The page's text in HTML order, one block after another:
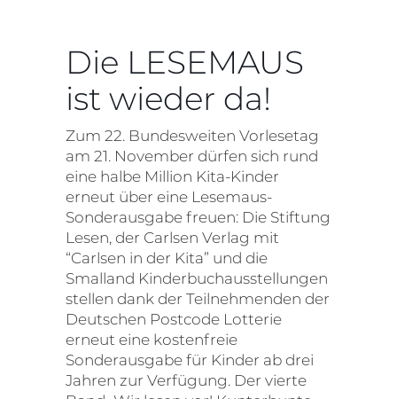
Die LESEMAUS
ist wieder da!
Zum 22. Bundesweiten Vorlesetag
am 21. November dürfen sich rund
eine halbe Million Kita-Kinder
erneut über eine Lesemaus-
Sonderausgabe freuen: Die Stiftung
Lesen, der Carlsen Verlag mit
“Carlsen in der Kita” und die
Smalland Kinderbuchausstellungen
stellen dank der Teilnehmenden der
Deutschen Postcode Lotterie
erneut eine kostenfreie
Sonderausgabe für Kinder ab drei
Jahren zur Verfügung. Der vierte